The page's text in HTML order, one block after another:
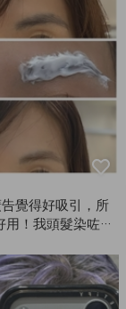
覺得好吸引，所
！我頭髮染咗啡
產品真係偉大發
用量！上色超級
深，係純正啡色🤎